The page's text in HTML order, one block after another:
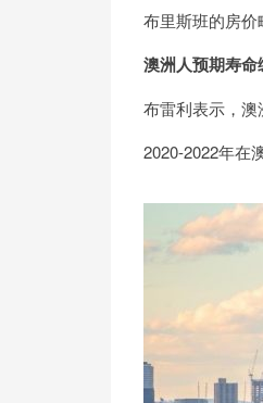
布里斯班的房价
澳洲人预期寿命
布雷利表示，澳
2020-2022年在